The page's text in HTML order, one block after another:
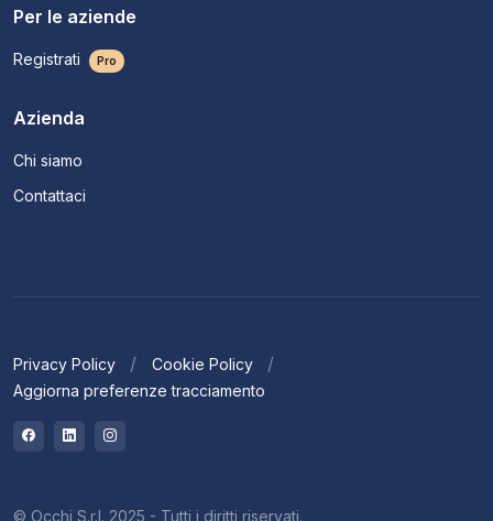
Per le aziende
Registrati Pro
Azienda
Chi siamo
Contattaci
Privacy Policy
Cookie Policy
Aggiorna preferenze tracciamento
© Occhi S.r.l. 2025 - Tutti i diritti riservati.